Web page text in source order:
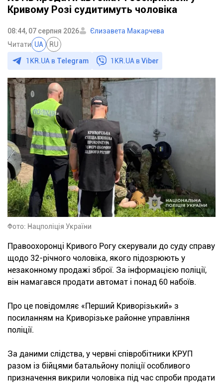
Кривому Розі судитимуть чоловіка
08:44, 07 серпня 2026
Єлизавета Макарчева
Читати UA RU
1KR.UA в Telegram 1KR.UA вViber
Фото: Нацполіція України
Правоохоронці Кривого Рогу скерували до суду справу
щодо 32-річного чоловіка, якого підозрюють у
незаконному продажі зброї. За інформацією поліції,
він намагався продати автомат і понад 60 набоїв.
Про це повідомляє «Перший Криворізький» з
посиланням на Криворізьке районне управління
поліції.
За даними слідства, у червні співробітники КРУП
разом із бійцями батальйону поліції особливого
призначення викрили чоловіка під час спроби продати